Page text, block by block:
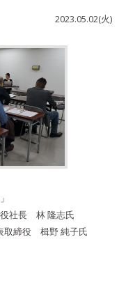
2023.05.02(火)
社長 林 隆志氏
取締役 楫野 純子氏